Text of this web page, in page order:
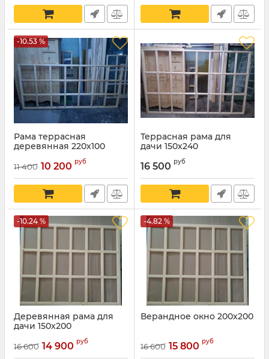
-10.53 %
Рама террасная
деревянная 220х100
11 400 10 200 руб
Террасная рама для
дачи 150х240
16 500 руб
-10.24 %
Деревянная рама для
дачи 150х200
16 600 14 900 руб
-4.82 %
Верандное окно 200х200
16 600 15 800 руб